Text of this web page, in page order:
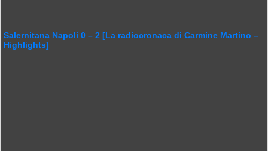
Salernitana Napoli 0 – 2 [La radiocronaca di Carmine Martino –
Highlights]